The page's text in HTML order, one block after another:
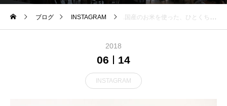
ブログ INSTAGRAM .国産のお米を使った、ひとくちサイズのライスチップからしマヨネーズ、チーズカレーオニオン、京風七味、以上3種類のお味をご用意してます。食べやすくクセになる食感で、やみつきになる事間違いなし。お酒のお供にも◎.#京寿楽庵#ricefield#おつまみ#haus#haus_matsue#hausmatsue #松江カフェ #島根カフェ#松江 #島根 #山陰
2018
06 14
INSTAGRAM